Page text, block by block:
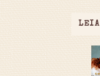
LEIA